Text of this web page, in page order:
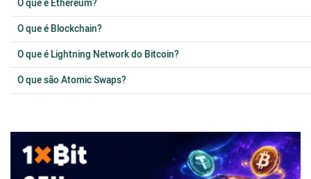
O que é Ethereum?
O que é Blockchain?
O que é Lightning Network do Bitcoin?
O que são Atomic Swaps?